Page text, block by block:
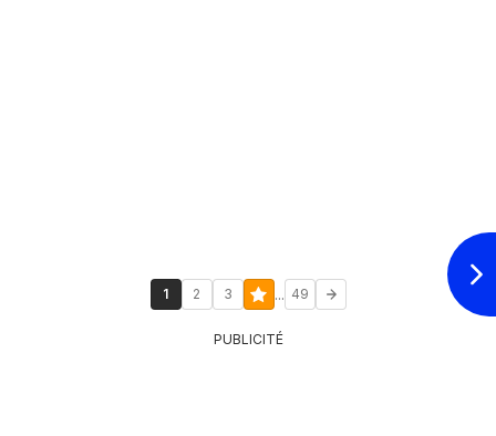
1 2 3 ... 49
PUBLICITÉ